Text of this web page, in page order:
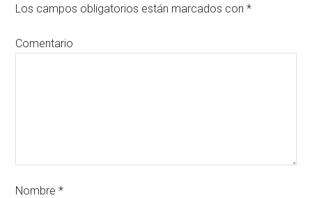
Los campos obligatorios están marcados con*
Comentario
Nombre*